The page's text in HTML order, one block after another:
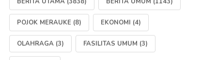
POJOK MERAUKE (8) EKONOMI (4)
OLAHRAGA (3) FASILITAS UMUM (3)